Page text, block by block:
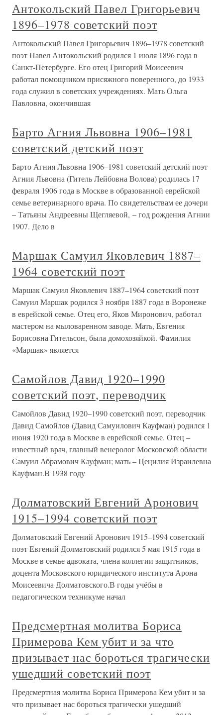
Антокольский Павел Григорьевич
1896–1978 советский поэт
Антокольский Павел Григорьевич 1896–1978 советский
поэт Павел Антокольский родился 1 июля 1896 года в
Санкт-Петербурге. Его отец Григорий Моисеевич
работал помощником присяжного поверенного, до 1933
года служил в советских учреждениях. Мать Ольга
Павловна, окончившая
Барто Агния Львовна 1906–1981
советский детский поэт
Барто Агния Львовна 1906–1981 советский детский поэт
Агния Львовна (Гитель Лейбовна Волова) родилась 17
февраля 1906 года в Москве в образованной еврейской
семье ветеринарного врача. По свидетельствам ее дочери
– Татьяны Андреевны Щегляевой, – год рождения Агнии
1907. Дело в
Маршак Самуил Яковлевич 1887–
1964 советский поэт
Маршак Самуил Яковлевич 1887–1964 советский поэт
Самуил Маршак родился 3 ноября 1887 года в Воронеже
в еврейской семье. Отец его, Яков Миронович, работал
мастером на мыловаренном заводе. Мать, Евгения
Борисовна Гительсон, была домохозяйкой. Фамилия
«Маршак» является
Самойлов Давид 1920–1990
советский поэт, переводчик
Самойлов Давид 1920–1990 советский поэт, переводчик
Давид Самойлов (Давид Самуилович Кауфман) родился 1
июня 1920 года в Москве в еврейской семье. Отец –
известный врач, главный венеролог Московской области
Самуил Абрамович Кауфман; мать – Цецилия Израилевна
Кауфман.В 1938 году
Долматовский Евгений Аронович
1915–1994 советский поэт
Долматовский Евгений Аронович 1915–1994 советский
поэт Евгений Долматовский родился 5 мая 1915 года в
Москве в семье адвоката, члена коллегии защитников,
доцента Московского юридического института Арона
Моисеевича Долматовского.В годы учёбы в
педагогическом техникуме начал
Предсмертная молитва Бориса
Примерова Кем убит и за что
призывает нас бороться трагически
ушедший советский поэт
Предсмертная молитва Бориса Примерова Кем убит и за
что призывает нас бороться трагически ушедший